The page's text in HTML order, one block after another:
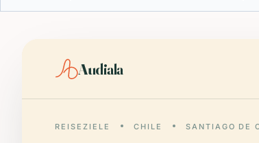
Audiala
REISEZIELE CHILE SANTIAGO DE